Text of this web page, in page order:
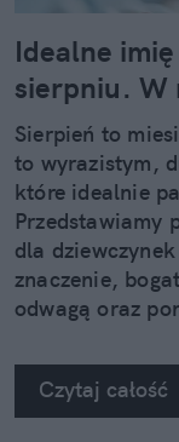
Idealne
sierpniu. W
Sierpień to
to wyrazistym,
które idealnie
Przedstawiamy
dla
znaczenie,
odwagą oraz
Czytaj całość